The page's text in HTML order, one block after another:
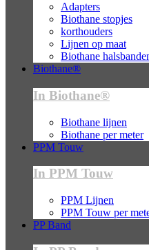
Adapters
Biothane stopjes
korthouders
Lijnen op maat
Biothane
Biothane®
In Biothane®
Biothane lijnen
Biothane per meter
PPM Touw
In PPM Touw
PPM Lijnen
PPM Touw per
PP Band